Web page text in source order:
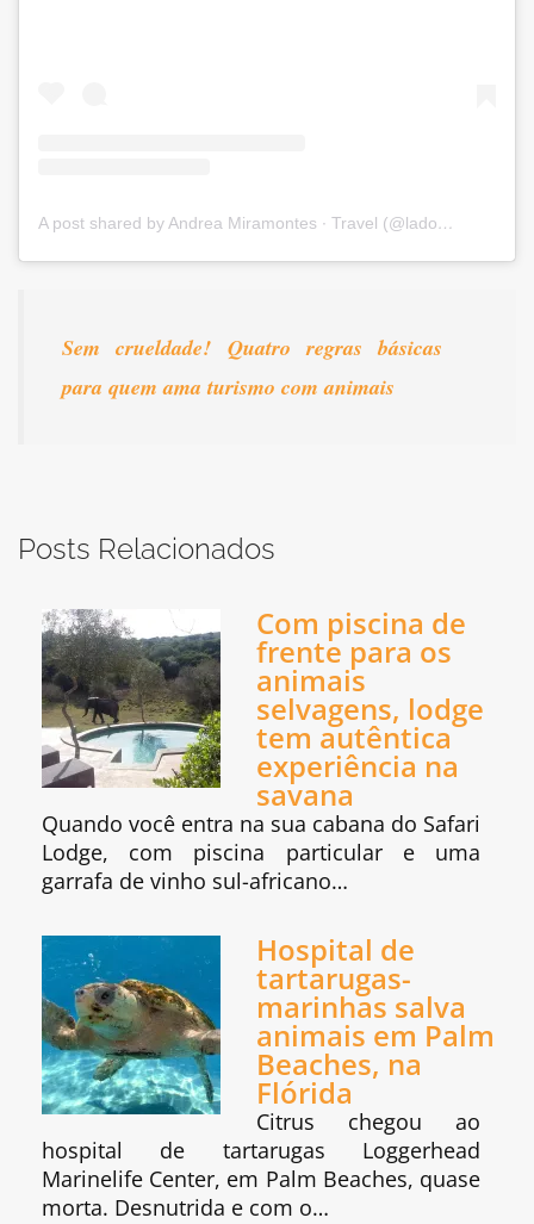
A post shared by Andrea Miramontes ∙ Travel (@ladobviagem)
Sem crueldade! Quatro regras básicas
para quem ama turismo com animais
Posts Relacionados
Com piscina de
frente para os
animais
selvagens, lodge
tem autêntica
experiência na
savana
Quando você entra na sua cabana do Safari
Lodge, com piscina particular e uma
garrafa de vinho sul-africano…
Hospital de
tartarugas-
marinhas salva
animais em Palm
Beaches, na
Flórida
Citrus chegou ao
hospital de tartarugas Loggerhead
Marinelife Center, em Palm Beaches, quase
morta. Desnutrida e com o…